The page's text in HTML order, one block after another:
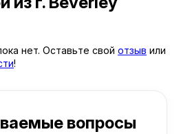
нет. Оставьте свой отзыв или
!
вопросы